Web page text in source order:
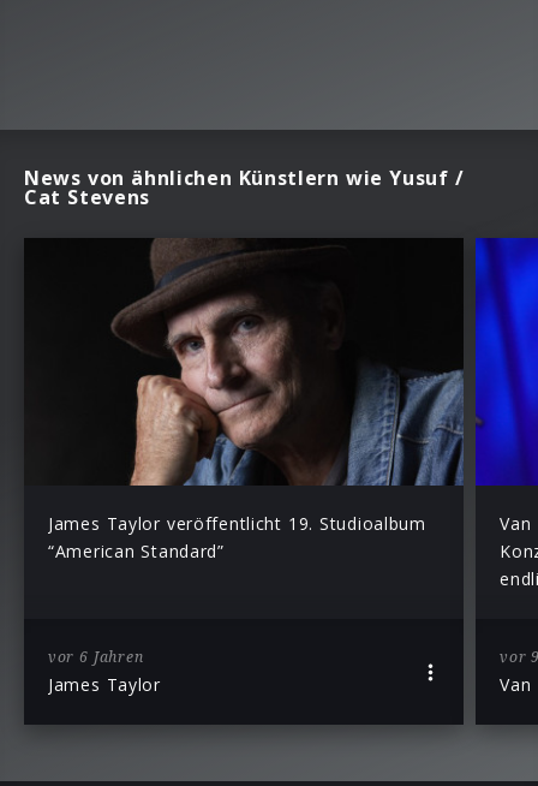
News von ähnlichen Künstlern wie Yusuf /
Cat Stevens
James Taylor veröffentlicht 19. Studioalbum
“American Standard”
vor 6 Jahren
James Taylor
Van
vor